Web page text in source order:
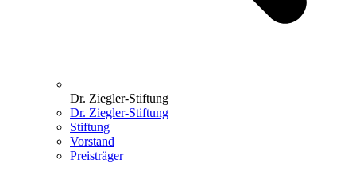
Dr. Ziegler-Stiftung
Dr. Ziegler-Stiftung
Stiftung
Vorstand
Preisträger